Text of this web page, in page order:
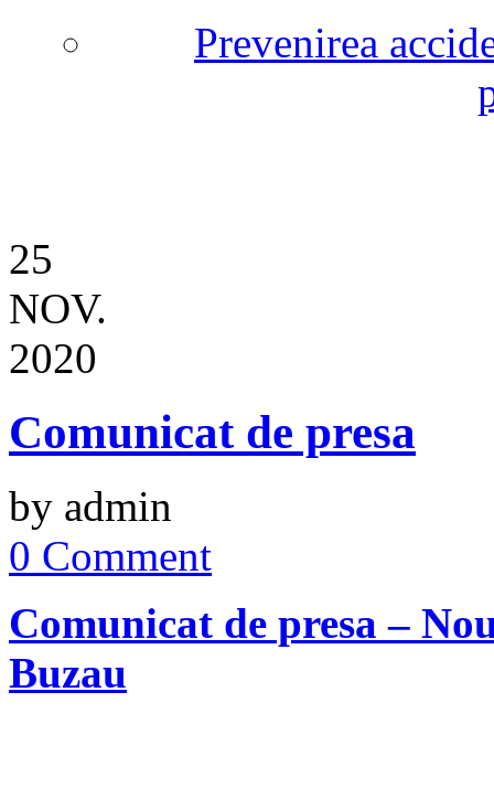
Prevenirea
25
NOV.
2020
Comunicat de presa
by admin
0 Comment
Comunicat de presa –
Buzau